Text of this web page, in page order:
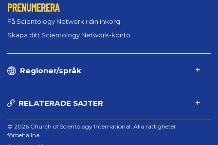
PRENUMERERA
Få Scientology Network i din inkorg
Skapa ditt Scientology Network-konto
Regioner/språk
RELATERADE SAJTER
© 2026 Church of Scientology International. Alla rättigheter
förbehållna.